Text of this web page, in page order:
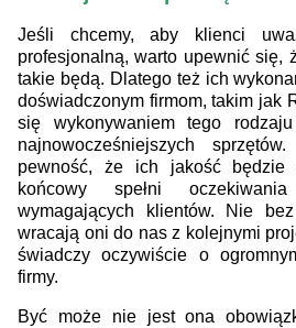
Jeśli chcemy, aby klienci
profesjonalną, warto upewnić się,
takie będą. Dlatego też ich
doświadczonym firmom, takim jak
się wykonywaniem tego
najnowocześniejszych
pewność, że ich jakość będzie
końcowy spełni
wymagających klientów. Nie
wracają oni do nas z kolejnymi
świadczy oczywiście o
firmy.
Być może nie jest ona